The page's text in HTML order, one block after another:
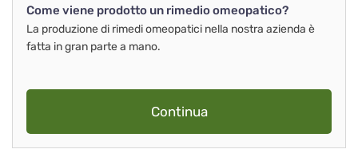
Come viene prodotto un rimedio omeopatico?
La produzione di rimedi omeopatici nella nostra azienda è
fatta in gran parte a mano.
Continua